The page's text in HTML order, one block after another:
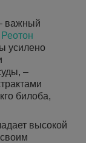
важный
Реотон
усилено
–
билоба,
высокой